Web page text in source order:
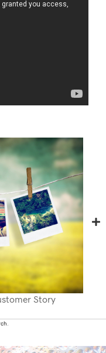
Story